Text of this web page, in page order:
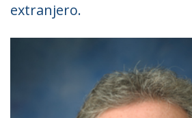
extranjero.